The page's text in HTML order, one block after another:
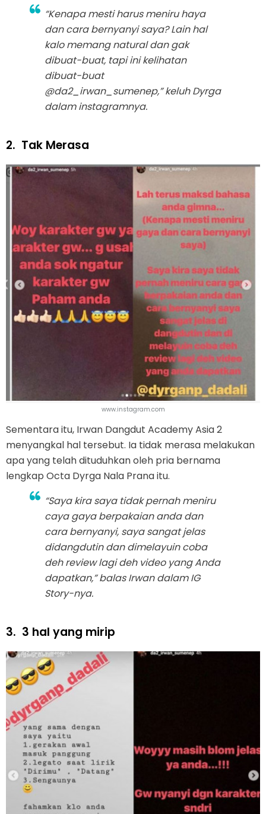
“Kenapa mesti harus meniru haya
dan cara bernyanyi saya? Lain hal
kalo memang natural dan gak
dibuat-buat, tapi ini kelihatan
dibuat-buat
@da2_irwan_sumenep,” keluh Dyrga
dalam instagramnya.
2. Tak Merasa
www.instagram.com
Sementara itu, Irwan Dangdut Academy Asia 2
menyangkal hal tersebut. Ia tidak merasa melakukan
apa yang telah dituduhkan oleh pria bernama
lengkap Octa Dyrga Nala Prana itu.
“Saya kira saya tidak pernah meniru
caya gaya berpakaian anda dan
cara bernyanyi, saya sangat jelas
didangdutin dan dimelayuin coba
deh review lagi deh video yang Anda
dapatkan,” balas Irwan dalam IG
Story-nya.
3. 3 hal yang mirip